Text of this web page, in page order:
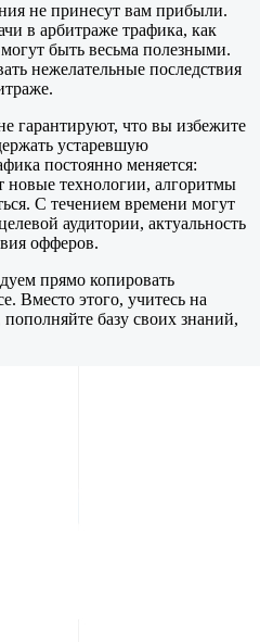
не принесут вам прибыли.
в арбитраже трафика, как
быть весьма полезными.
нежелательные последствия
гарантируют, что вы избежите
устаревшую
постоянно меняется:
новые технологии, алгоритмы
С течением времени могут
аудитории, актуальность
офферов.
прямо копировать
Вместо этого, учитесь на
базу своих знаний,